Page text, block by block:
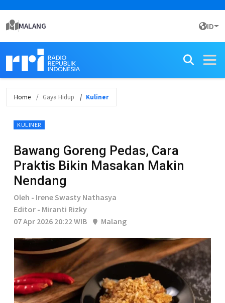
MALANG ID
Home Gaya Hidup Kuliner
KULINER
Bawang Goreng Pedas, Cara
Praktis Bikin Masakan Makin
Nendang
Oleh - Irene Swasty Nathasya
Editor - Miranti Rizky
07 Apr 2026 20:22 WIB
Malang